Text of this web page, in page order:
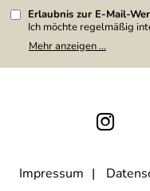
Erlaubnis zur E-Mail-
Ich möchte regelmäßig
Meine E-Mail-Adresse
weitergegeben. Zu
den Link "Abmelden" am
Datenschutzerklärung
Mehr anzeigen ...
Impressum